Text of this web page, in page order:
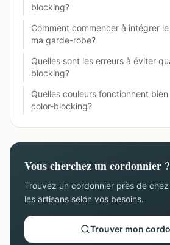
blocking?
Comment commencer à intégrer
ma garde-robe?
Quelles sont les erreurs à éviter
blocking?
Quelles couleurs fonctionnent
color-blocking?
Vous cherchez un cordonnier ?
Trouvez un cordonnier près de
les artisans selon vos besoins.
Trouver mon